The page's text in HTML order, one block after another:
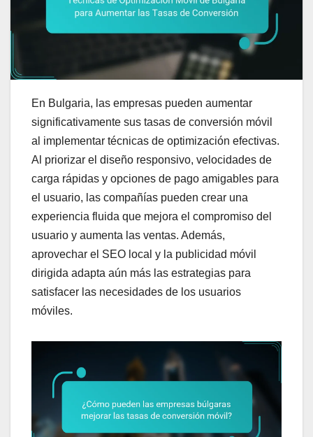
En Bulgaria, las empresas pueden aumentar
significativamente sus tasas de conversión móvil
al implementar técnicas de optimización efectivas.
Al priorizar el diseño responsivo, velocidades de
carga rápidas y opciones de pago amigables para
el usuario, las compañías pueden crear una
experiencia fluida que mejora el compromiso del
usuario y aumenta las ventas. Además,
aprovechar el SEO local y la publicidad móvil
dirigida adapta aún más las estrategias para
satisfacer las necesidades de los usuarios
móviles.